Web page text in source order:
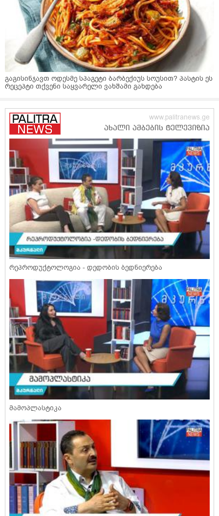
გაგისინჯავთ ოდესმე სპაგეტი ბარბექიუს სოუსით? პასტის ეს
რეცეპტი თქვენი საყვარელი ვახშამი გახდება
რეპროდუქტოლოგია - დედობის ბედნიერება
მამოპლასტიკა